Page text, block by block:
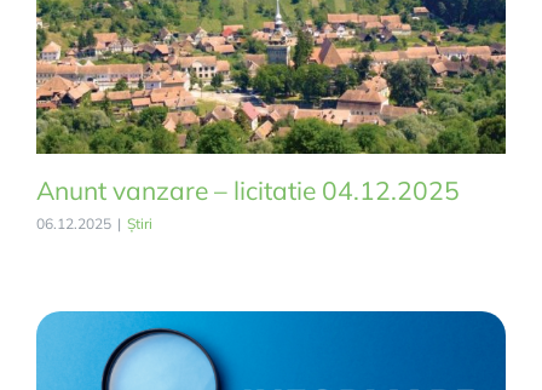
Anunt vanzare – licitatie 04.12.2025
06.12.2025 | Știri